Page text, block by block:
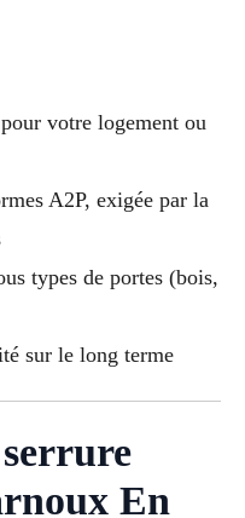
votre logement ou
A2P, exigée par la
types de portes (bois,
sur le long terme
En